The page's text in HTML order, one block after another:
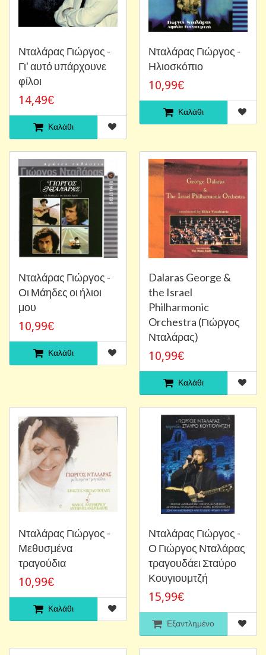
Νταλάρας Γιώργος -
Γι' αυτό υπάρχουνε
φίλοι
14,49€
Καλάθι
Νταλάρας Γιώργος -
Ηλιοσκόπιο
10,99€
Καλάθι
Νταλάρας Γιώργος -
Οι Μάηδες οι ήλιοι
μου
10,99€
Καλάθι
Dalaras George &
the Israel
Philharmonic
Orchestra (Γιώργος
Νταλάρας)
10,99€
Καλάθι
Νταλάρας Γιώργος -
Μεθυσμένα
τραγούδια
10,99€
Καλάθι
Νταλάρας Γιώργος -
Ο Γιώργος Νταλάρας
τραγουδάει Σταύρο
Κουγιουμτζή
15,99€
Εξαντλημένο